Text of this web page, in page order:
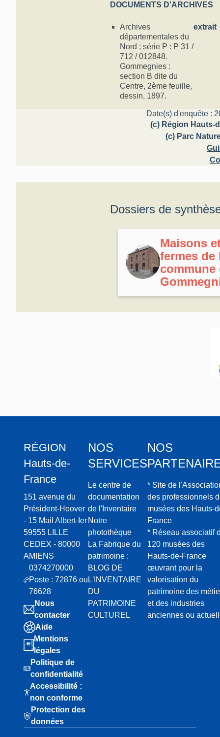
DOCUMENTS D'ARCHIVES
Archives
départementales du
Nord ; série P : P 31 /
712 / 012848.
Gommegnies :
section B dite du
Centre, 2ème feuille,
dessin, 1897.
extrait
Date(s) d'enquête :
(c) Région Hauts-
(c) Parc
Dossiers de
Maisons
fermes de
commune
RÉGION
Hauts-de-
France
151 avenue du
Président-Hoover
- 15 Mail Albert-Ier
59555 LILLE
CEDEX - 80000
AMIENS
0374270000
Poste : 72876 ou
76628
Nous
contacter
Aide
Mentions
légales
Politique de
confidentialité
Accessibilité :
non conforme
Protection des
données
NOS
SERVICES
Le centre de
documentation
de l'Inventaire
Notre
photothèque
La Fabrique du
patrimoine :
BLOG DE
L'INVENTAIRE
DU
PATRIMOINE
CULTUREL
NOS
* Site de
des professionnels
musées des Hauts-
France
* Réseau associatif
120 musées des
Hauts-de-France
œuvrant pour la
valorisation du
patrimoine des
et des industries
anciennes ou